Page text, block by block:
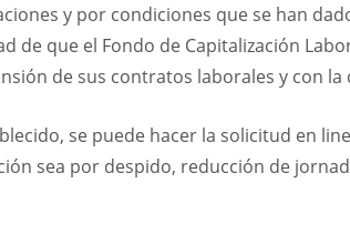
y por condiciones que se han
de que el Fondo de Capitalización
de sus contratos laborales y con
se puede hacer la solicitud en
sea por despido, reducción de